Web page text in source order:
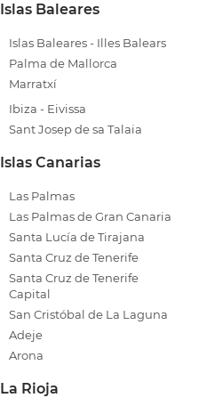
Islas Baleares
Islas Baleares - Illes Balears
Palma de Mallorca
Marratxí
Ibiza - Eivissa
Sant Josep de sa Talaia
Islas Canarias
Las Palmas
Las Palmas de Gran Canaria
Santa Lucía de Tirajana
Santa Cruz de Tenerife
Santa Cruz de Tenerife
Capital
San Cristóbal de La Laguna
Adeje
Arona
La Rioja